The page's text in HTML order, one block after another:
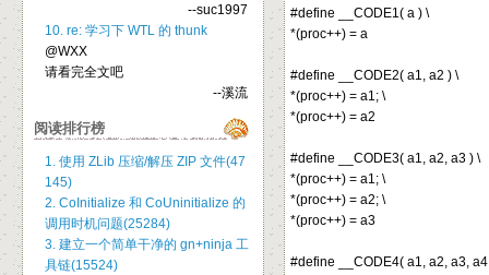
#define __CODE1( a ) \
*(proc++) = a
#define __CODE2( a1, a2 ) \
*(proc++) = a1; \
*(proc++) = a2
#define __CODE3( a1, a2, a3 ) \
*(proc++) = a1; \
*(proc++) = a2; \
*(proc++) = a3
#define __CODE4( a1, a2, a3,
--suc1997
10. re: 学习下 WTL 的 thunk
@WXX
请看完全文吧
--溪流
阅读排行榜
1. 使用 ZLib 压缩/解压 ZIP 文件(47
145)
2. CoInitialize 和 CoUninitialize 的
调用时机问题(25284)
3. 建立一个简单干净的 gn+ninja 工
具链(15524)